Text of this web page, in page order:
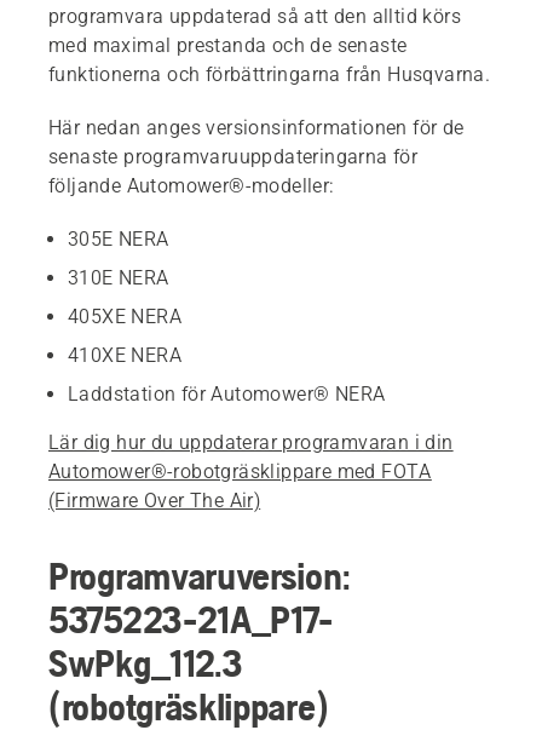
programvara uppdaterad så att den alltid körs
med maximal prestanda och de senaste
funktionerna och förbättringarna från Husqvarna.
Här nedan anges versionsinformationen för de
senaste programvaruuppdateringarna för
följande Automower®-modeller:
305E NERA
310E NERA
405XE NERA
410XE NERA
Laddstation för Automower® NERA
Lär dig hur du uppdaterar programvaran i din
Automower®-robotgräsklippare med FOTA
(Firmware Over The Air)
Programvaruversion:
5375223-21A_P17-
SwPkg_112.3
(robotgräsklippare)